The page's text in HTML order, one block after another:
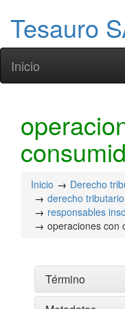
Tesauro
Inicio
Inicio
Derecho
derecho tributario
responsables
operaciones con
Término